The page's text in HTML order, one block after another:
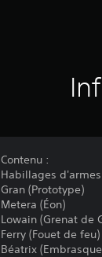
Contenu :
Habillages
Gran (Prototype)
Metera (Éon)
Lowain (Grenat de
Ferry (Fouet de feu)
Béatrix